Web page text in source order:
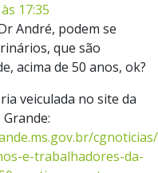
17:35
André, podem se
que são
acima de 50 anos, ok?
veiculada no site da
e-trabalhadores-da-